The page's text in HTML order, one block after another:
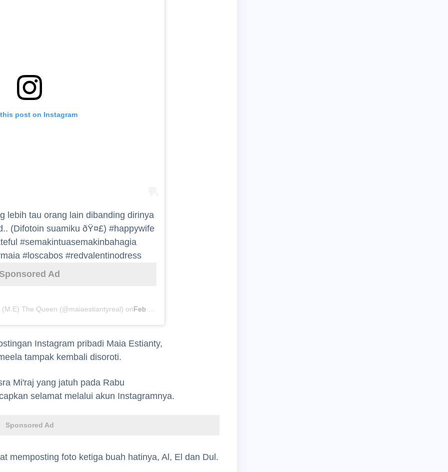
post on Instagram
lebih tau orang lain dibanding dirinya
(Difotoin suamiku ðŸ¤£) #happywife
#semakintuasemakinbahagia
#loscabos #redvalentinodress
Ad
The Queen (@maiaestiantyreal) onFeb 15, 2019 at 11:46pm PST
Instagram pribadi Maia Estianty,
tampak kembali disoroti.
Mi'raj yang jatuh pada Rabu
selamat melalui akun Instagramnya.
Sponsored Ad
memposting foto ketiga buah hatinya, Al, El dan Dul.